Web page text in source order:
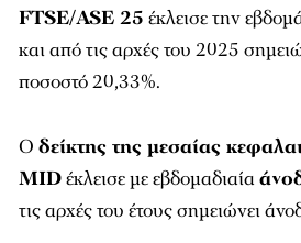
FTSE/ASE 25 έκλεισε την
και από τις αρχές του 2025
ποσοστό 20,33%.
Ο δείκτης της μεσαίας
MIDέκλεισε με εβδομαδιαία
τις αρχές του έτους σημειώνει